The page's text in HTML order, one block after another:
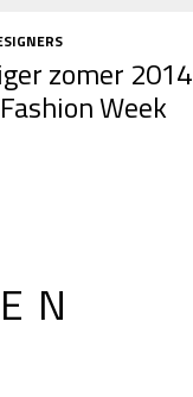
zomer 2014
Week